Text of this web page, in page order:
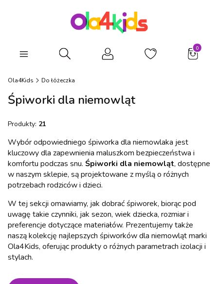
Otwórz wyszukiwarkę
Ola4Kids Do łóżeczka
Śpiworki dla niemowląt
Produkty: 21
Wybór odpowiedniego śpiworka dla niemowlaka jest
kluczowy dla zapewnienia maluszkom bezpieczeństwa i
komfortu podczas snu. Śpiworki dla niemowląt, dostępne
w naszym sklepie, są projektowane z myślą o różnych
potrzebach rodziców i dzieci.
W tej sekcji omawiamy, jak dobrać śpiworek, biorąc pod
uwagę takie czynniki, jak sezon, wiek dziecka, rozmiar i
preferencje dotyczące materiałów. Prezentujemy także
naszą kolekcję najlepszych śpiworków dla niemowląt marki
Ola4Kids, oferując produkty o różnych parametrach izolacji i
stylach.